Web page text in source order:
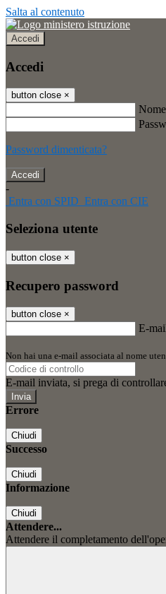
Salta al contenuto
Accedi
Accedi
button close ×
Password dimenticata?
-
Entra con SPID Entra con CIE
Seleziona utente
button close ×
Recupero password
button close ×
E-
Non hai una e-mail associata al nome
E-mail inviata, si prega di
Errore
Chiudi
Successo
Chiudi
Informazione
Chiudi
Attendere...
Attendere il completamento